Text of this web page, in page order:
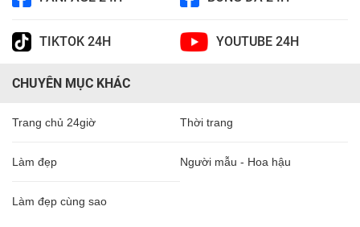
TIKTOK 24H YOUTUBE 24H
CHUYÊN MỤC KHÁC
Trang chủ 24giờ Thời trang
Làm đẹp Người mẫu - Hoa hậu
Làm đẹp cùng sao